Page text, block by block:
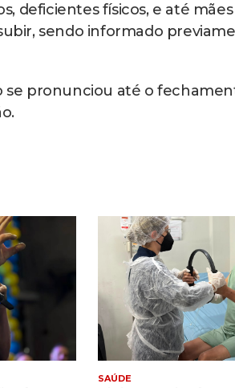
deficientes físicos, e até mães
sendo informado
pronunciou até o
SAÚDE